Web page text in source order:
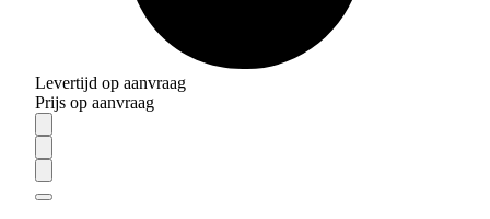
Levertijd op aanvraag
Prijs op aanvraag